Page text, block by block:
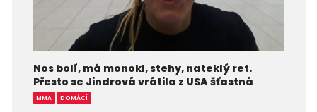
Nos bolí, má monokl, stehy, nateklý ret.
Přesto se Jindrová vrátila z USA šťastná
MMA DOMÁCÍ